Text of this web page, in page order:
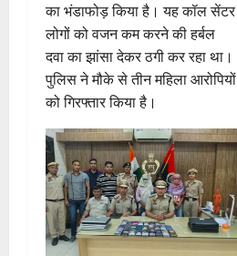
का भंडाफोड़ किया है। यह कॉल सेंटर
लोगों को वजन कम करने की हर्बल
दवा का झांसा देकर ठगी कर रहा था।
पुलिस ने मौके से तीन महिला आरोपियों
को गिरफ्तार किया है।